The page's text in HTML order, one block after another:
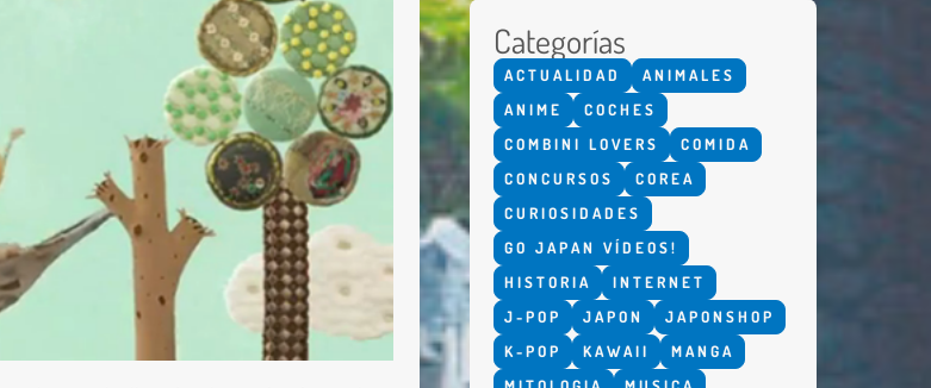
Categorías
ACTUALIDAD
ANIMALES
ANIME
COCHES
COMBINI LOVERS
COMIDA
CONCURSOS
COREA
CURIOSIDADES
GO JAPAN VÍDEOS!
HISTORIA
INTERNET
J-POP
JAPON
JAPONSHOP
K-POP
KAWAII
MANGA
Enviar